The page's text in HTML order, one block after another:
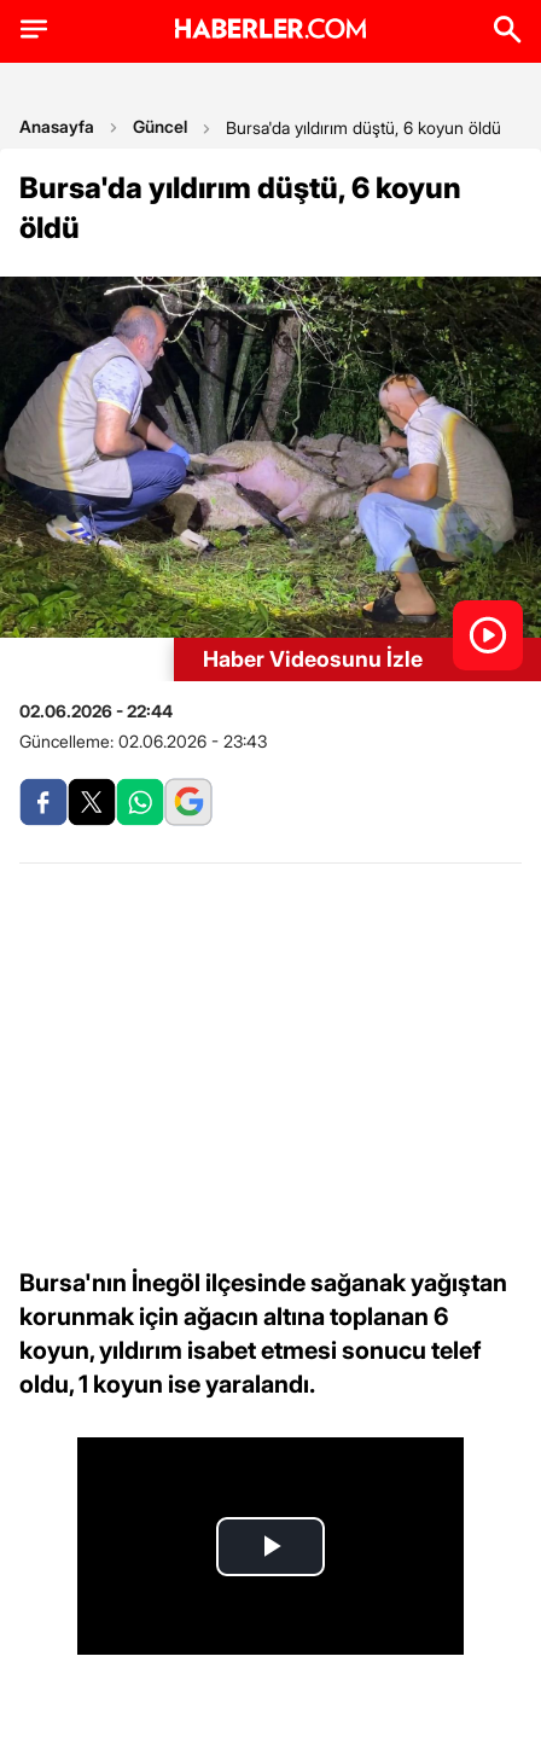
Anasayfa Güncel Bursa'da yıldırım düştü, 6 koyun öldü
Bursa'da yıldırım düştü, 6 koyun
öldü
Haber Videosunu İzle
02.06.2026 - 22:44
Güncelleme: 02.06.2026 - 23:43
Bursa'nın İnegöl ilçesinde sağanak yağıştan
korunmak için ağacın altına toplanan 6
koyun, yıldırım isabet etmesi sonucu telef
oldu, 1 koyun ise yaralandı.